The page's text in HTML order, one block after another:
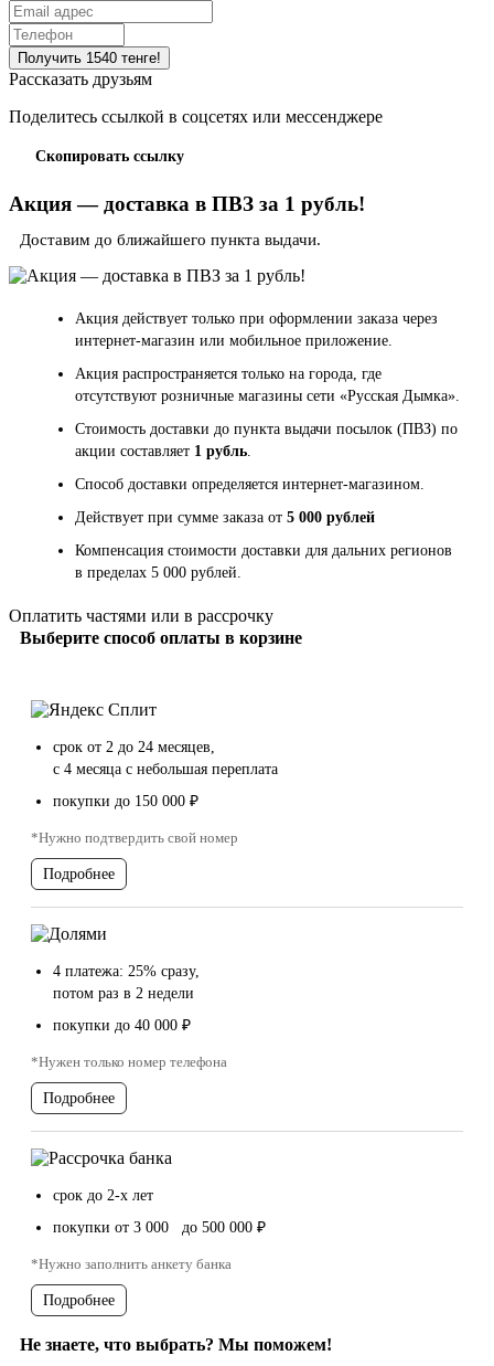
Рассказать друзьям
Поделитесь ссылкой в соцсетях или мессенджере
Скопировать ссылку
Акция — доставка в ПВЗ за 1 рубль!
Доставим до ближайшего пункта выдачи.
Акция действует только при оформлении заказа через
интернет-магазин или мобильное приложение.
Акция распространяется только на города, где
отсутствуют розничные магазины сети «Русская Дымка».
Стоимость доставки до пункта выдачи посылок (ПВЗ) по
акции составляет 1 рубль
Способ доставки определяется интернет-магазином.
Действует при сумме заказа от 5 000 рублей
Компенсация стоимости доставки для дальних регионов
в пределах 5 000 рублей.
Оплатить частями или в рассрочку
Выберите способ оплаты в корзине
срок от 2 до 24 месяцев,
с 4 месяца с небольшая переплата
покупки до 150 000 ₽
*Нужно подтвердить свой номер
Подробнее
4 платежа: 25% сразу,
потом раз в 2 недели
покупки до 40 000 ₽
*Нужен только номер телефона
Подробнее
срок до 2-х лет
покупки от 3 000 до 500 000 ₽
*Нужно заполнить анкету банка
Подробнее
Не знаете, что выбрать? Мы поможем!